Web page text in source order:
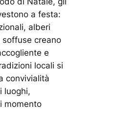
a festa:
alberi
creano
e
locali si
convivialità
luoghi,
momento